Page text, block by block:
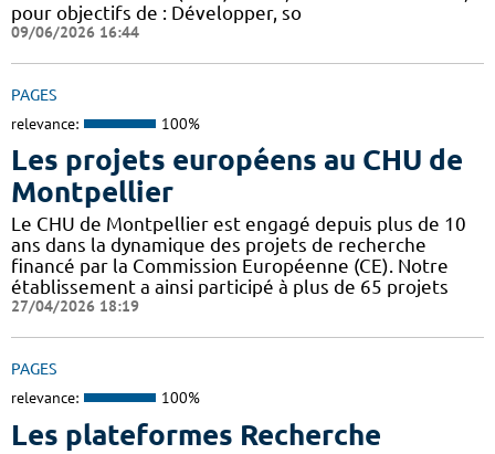
pour objectifs de : Développer, so
09/06/2026 16:44
PAGES
relevance: 100%
Les projets européens au CHU de
Montpellier
Le CHU de Montpellier est engagé depuis plus de 10
ans dans la dynamique des projets de recherche
financé par la Commission Européenne (CE). Notre
établissement a ainsi participé à plus de 65 projets
27/04/2026 18:19
PAGES
relevance: 100%
Les plateformes Recherche